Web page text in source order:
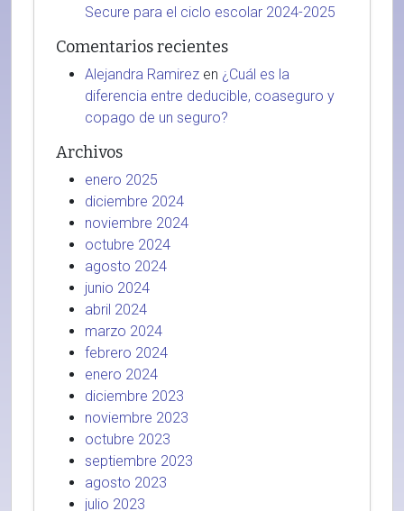
Secure para el ciclo escolar 2024-2025
Comentarios recientes
Alejandra Ramirez en ¿Cuál es la
diferencia entre deducible, coaseguro y
copago de un seguro?
Archivos
enero 2025
diciembre 2024
noviembre 2024
octubre 2024
agosto 2024
junio 2024
abril 2024
marzo 2024
febrero 2024
enero 2024
diciembre 2023
noviembre 2023
octubre 2023
septiembre 2023
agosto 2023
julio 2023